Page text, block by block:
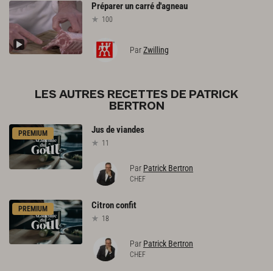
Prépareruncarréd'agneau
100
ParZwilling
LES AUTRES RECETTES DE PATRICK
BERTRON
PREMIUM Jusdeviandes
11
Par Patrick Bertron
CHEF
PREMIUM Citronconfit
18
Par Patrick Bertron
CHEF